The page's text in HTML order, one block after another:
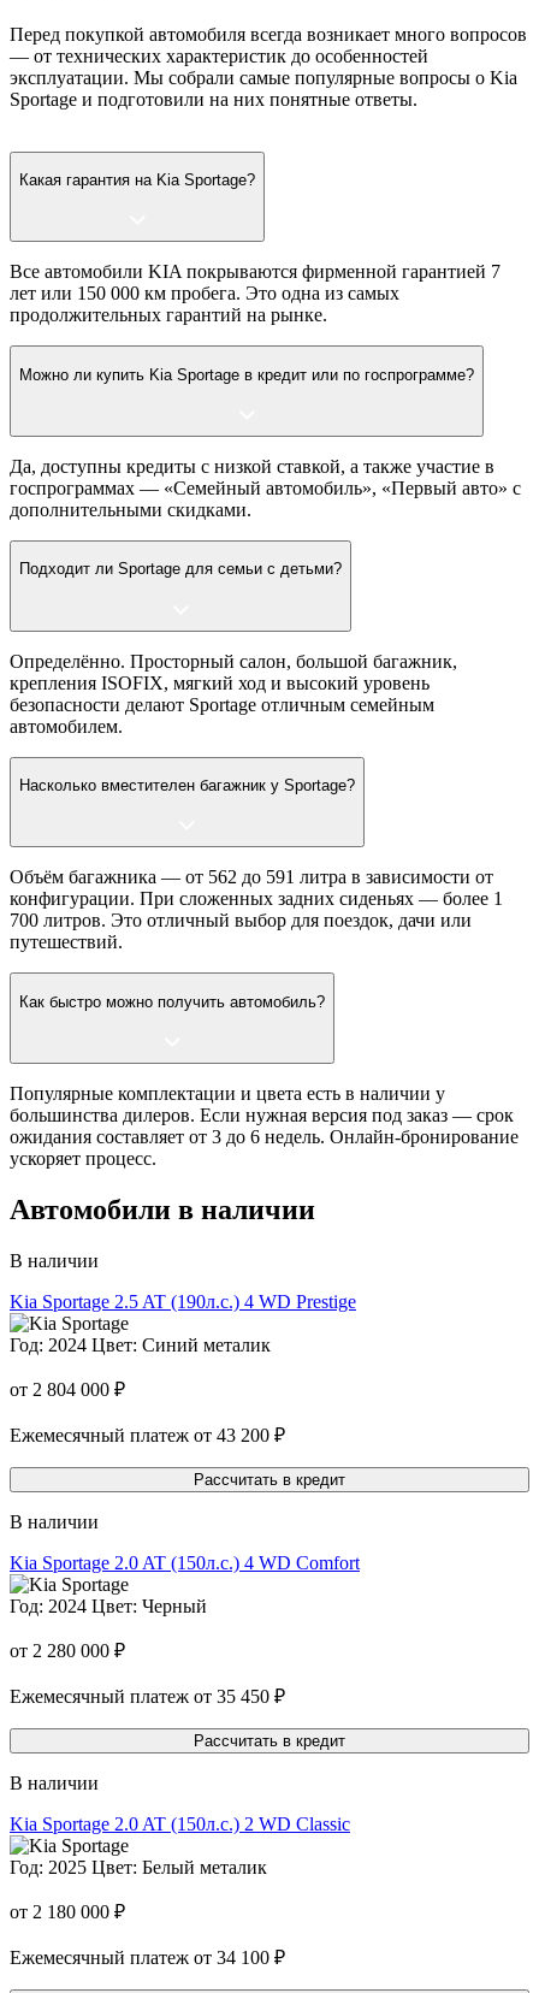
Перед покупкой автомобиля всегда возникает много вопросов
— от технических характеристик до особенностей
эксплуатации. Мы собрали самые популярные вопросы о Kia
Sportage и подготовили на них понятные ответы.
Какая гарантия на Kia Sportage?
Все автомобили KIA покрываются фирменной гарантией 7
лет или 150 000 км пробега. Это одна из самых
продолжительных гарантий на рынке.
Можно ли купить Kia Sportage в кредит или по госпрограмме?
Да, доступны кредиты с низкой ставкой, а также участие в
госпрограммах — «Семейный автомобиль», «Первый авто» с
дополнительными скидками.
Подходит ли Sportage для семьи с детьми?
Определённо. Просторный салон, большой багажник,
крепления ISOFIX, мягкий ход и высокий уровень
безопасности делают Sportage отличным семейным
автомобилем.
Насколько вместителен багажник у Sportage?
Объём багажника — от 562 до 591 литра в зависимости от
конфигурации. При сложенных задних сиденьях — более 1
700 литров. Это отличный выбор для поездок, дачи или
путешествий.
Как быстро можно получить автомобиль?
Популярные комплектации и цвета есть в наличии у
большинства дилеров. Если нужная версия под заказ — срок
ожидания составляет от 3 до 6 недель. Онлайн-бронирование
ускоряет процесс.
Автомобили в наличии
В наличии
Kia Sportage 2.5 AT (190л.с.) 4 WD Prestige
Год: 2024 Цвет: Синий металик
от 2 804 000 ₽
Ежемесячный платеж от 43 200 ₽
Рассчитать в кредит
В наличии
Kia Sportage 2.0 AT (150л.с.) 4 WD Comfort
Год: 2024 Цвет: Черный
от 2 280 000 ₽
Ежемесячный платеж от 35 450 ₽
Рассчитать в кредит
В наличии
Kia Sportage 2.0 AT (150л.с.) 2 WD Classic
Год: 2025 Цвет: Белый металик
от 2 180 000 ₽
Ежемесячный платеж от 34 100 ₽